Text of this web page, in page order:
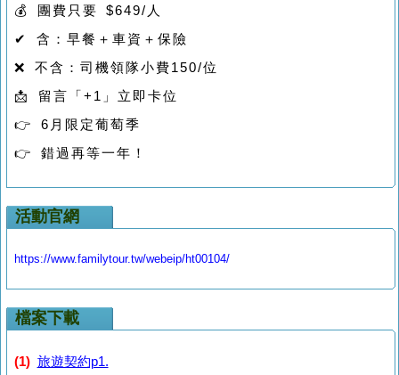
💰 團費只要 $649/人
✔ 含：早餐＋車資＋保險
❌ 不含：司機領隊小費150/位
📩 留言「+1」立即卡位
👉 6月限定葡萄季
👉 錯過再等一年！
活動官網
https://www.familytour.tw/webeip/ht00104/
檔案下載
(1) 旅遊契約p1.